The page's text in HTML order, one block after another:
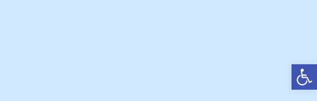
פתח סרגל נגישות